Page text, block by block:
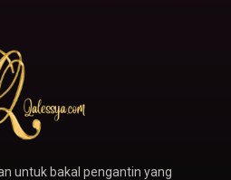
untuk bakal pengantin yang